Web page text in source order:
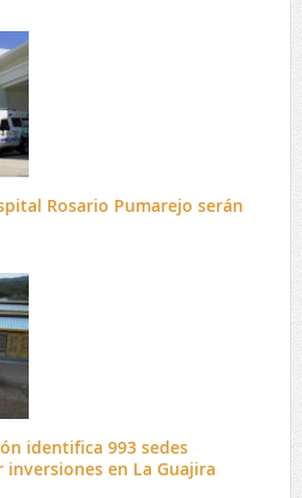
Rosario Pumarejo serán
identifica 993 sedes
en La Guajira